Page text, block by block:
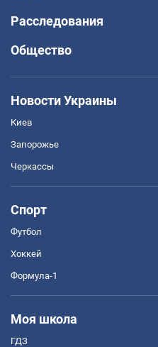
Расследования
Общество
Новости Украины
Киев
Запорожье
Черкассы
Спорт
Футбол
Хоккей
Формула-1
Моя школа
ГДЗ